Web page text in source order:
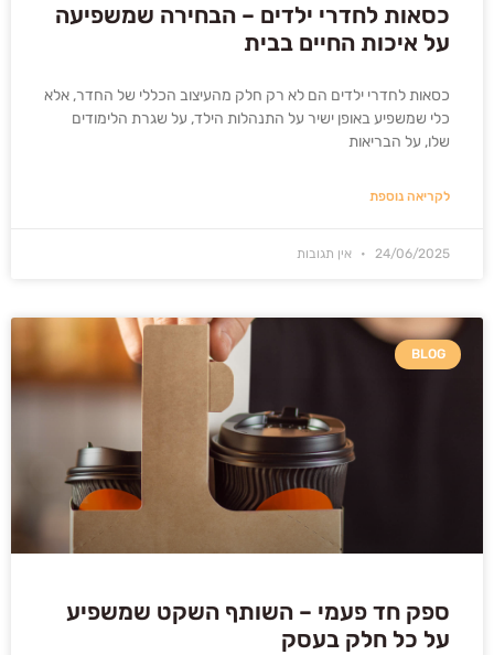
כסאות לחדרי ילדים – הבחירה שמשפיעה
על איכות החיים בבית
כסאות לחדרי ילדים הם לא רק חלק מהעיצוב הכללי של החדר, אלא
כלי שמשפיע באופן ישיר על התנהלות הילד, על שגרת הלימודים
שלו, על הבריאות
לקריאה נוספת
24/06/2025 אין תגובות
BLOG
ספק חד פעמי – השותף השקט שמשפיע
על כל חלק בעסק